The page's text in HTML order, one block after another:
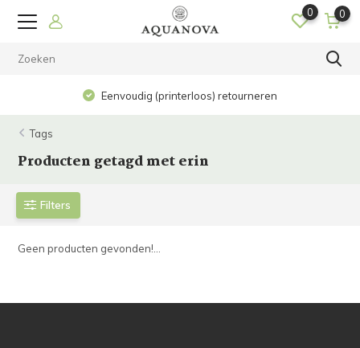
0 0
Eenvoudig (printerloos) retourneren
Tags
Producten getagd met erin
Filters
Geen producten gevonden!...